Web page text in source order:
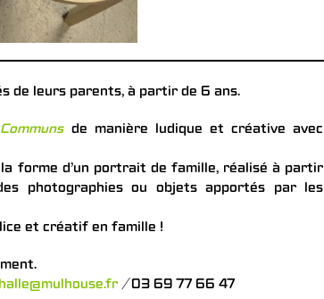
de leurs parents, à partir de 6 ans.
de manière ludique et créative avec
forme d’un portrait de famille, réalisé à partir
photographies ou objets apportés par les
et créatif en famille !
/ 03 69 77 66 47